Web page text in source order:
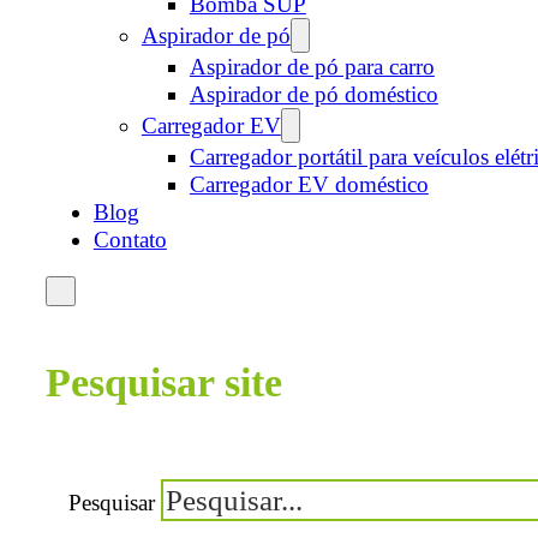
Aspirador de pó
Aspirador de pó para carro
Aspirador de pó doméstico
Carregador EV
Carregador portátil para veículos
Carregador EV doméstico
Blog
Contato
Pesquisar site
Pesquisar